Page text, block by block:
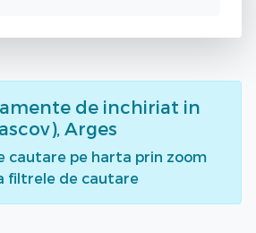
de inchiriat in
Arges
cautare pe harta prin zoom
filtrele de cautare